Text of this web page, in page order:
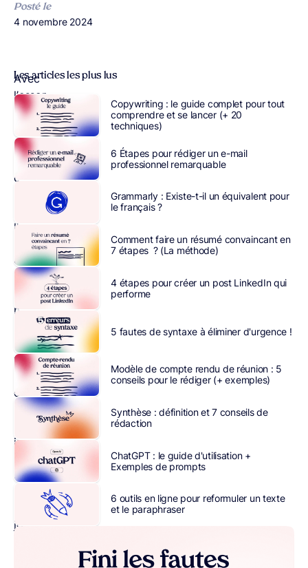
Posté le
Publié le
4 novembre 2024
Avec
l’essor
deChatGPT
autres
générateurs
de
contenus
l’intelligence
artificielle,
ce
sont
de
nouvelles
manières
de
travailler
et
de
rechercher
informations
ont
jour.
Les articles les plus lus
Copywriting : le guide complet pour tout
comprendre et se lancer (+ 20
techniques)
6 Étapes pour rédiger un e-mail
professionnel remarquable
Grammarly : Existe-t-il un équivalent pour
le français ?
Comment faire un résumé convaincant en
7 étapes ? (La méthode)
4 étapes pour créer un post LinkedIn qui
performe
5 fautes de syntaxe à éliminer d'urgence !
Modèle de compte rendu de réunion : 5
conseils pour le rédiger (+ exemples)
Synthèse : définition et 7 conseils de
rédaction
ChatGPT : le guide d'utilisation +
Exemples de prompts
6 outils en ligne pour reformuler un texte
et le paraphraser